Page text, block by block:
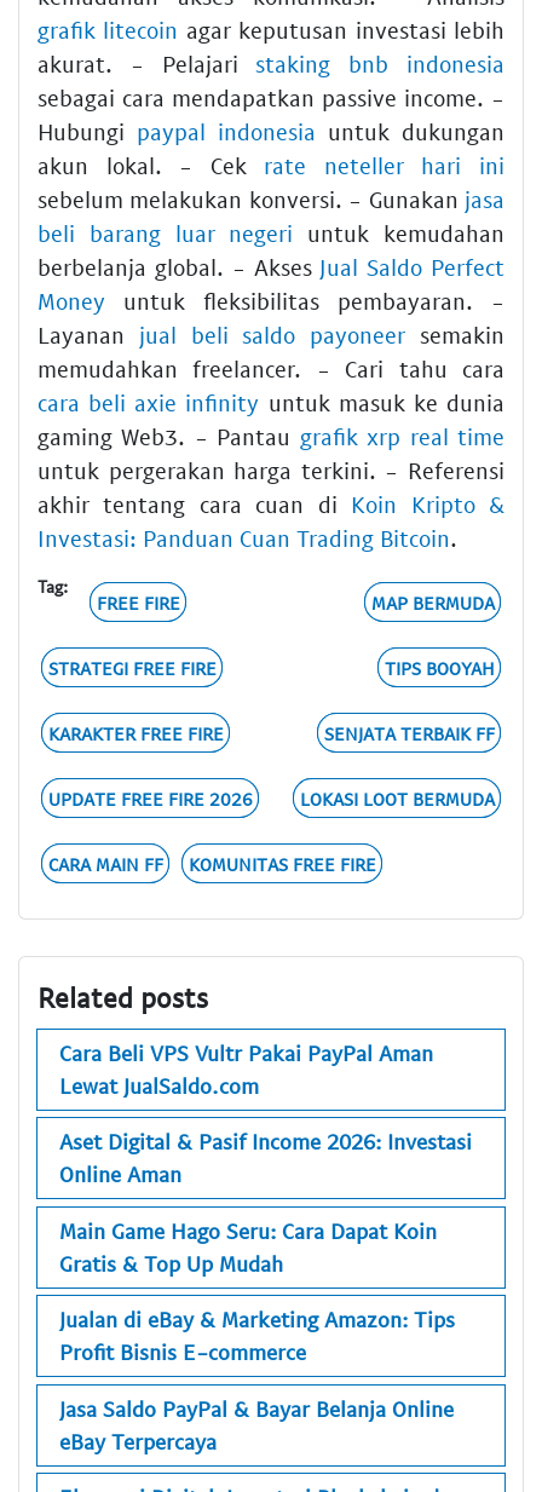
grafik litecoin agar keputusan investasi lebih
akurat. - Pelajaristaking bnb indonesia
sebagai cara mendapatkan passive income. -
Hubungi paypal indonesia untuk dukungan
akun lokal. - Cek rate neteller hari ini
sebelum melakukan konversi. - Gunakan jasa
beli barang luar negeri untuk kemudahan
berbelanja global. - Akses Jual Saldo Perfect
Money untuk fleksibilitas pembayaran. -
Layanan jual beli saldo payoneer semakin
memudahkan freelancer. - Cari tahu cara
cara beli axie infinity untuk masuk ke dunia
gaming Web3. - Pantau grafik xrp real time
untuk pergerakan harga terkini. - Referensi
akhir tentang cara cuan di Koin Kripto &
Investasi: Panduan Cuan Trading Bitcoin.
Tag:
FREE FIRE MAP BERMUDA
STRATEGI FREE FIRE TIPS BOOYAH
KARAKTER FREE FIRE SENJATA TERBAIK FF
UPDATE FREE FIRE 2026 LOKASI LOOT BERMUDA
CARA MAIN FF KOMUNITAS FREE FIRE
Related posts
Cara Beli VPS Vultr Pakai PayPal Aman
Lewat JualSaldo.com
Aset Digital & Pasif Income 2026: Investasi
Online Aman
Main Game Hago Seru: Cara Dapat Koin
Gratis & Top Up Mudah
Jualan di eBay & Marketing Amazon: Tips
Profit Bisnis E-commerce
Jasa Saldo PayPal & Bayar Belanja Online
eBay Terpercaya